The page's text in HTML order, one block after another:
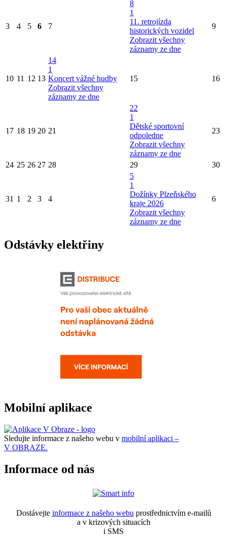
3 4 5 6 7
8
1
11. retrojízda
historických vozidel
Zobrazit všechny
záznamy ze dne
9
10 11 12 13
14
1
Koncert vážné hudby
Zobrazit všechny
záznamy ze dne
15 16
17 18 19 20 21
22
1
Dětské sportovní
odpoledne
Zobrazit všechny
záznamy ze dne
23
24 25 26 27 28 29 30
31 1 2 3 4
5
1
Dožínky Plzeňského
kraje 2026
Zobrazit všechny
záznamy ze dne
6
Odstávky elektřiny
Mobilní aplikace
Sledujte informace z našeho webu v mobilní aplikaci –
V OBRAZE.
Informace od nás
Dostávejte informace z našeho webu prostřednictvím e-mailů
a v krizových situacích
i SMS